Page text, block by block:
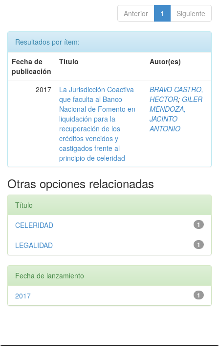
Anterior 1 Siguiente
Resultados por ítem:
Fecha de
publicación
Título Autor(es)
2017
La Jurisdicción Coactiva
que faculta al Banco
Nacional de Fomento en
liquidación para la
recuperación de los
créditos vencidos y
castigados frente al
principio de celeridad
BRAVO CASTRO,
HECTOR; GILER
MENDOZA,
JACINTO
ANTONIO
Otras opciones relacionadas
Título
1
CELERIDAD
1
LEGALIDAD
Fecha de lanzamiento
1
2017